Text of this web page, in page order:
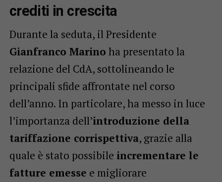
crediti in crescita
Durante la seduta, il Presidente
Gianfranco Marino ha presentato la
relazione del CdA, sottolineando le
principali sfide affrontate nel corso
dell’anno. In particolare, ha messo in luce
l’importanza dell’introduzione della
tariffazione corrispettiva, grazie alla
quale è stato possibile incrementare le
fatture emesse e migliorare